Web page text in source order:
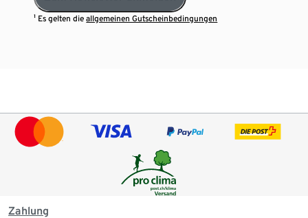
¹ Es gelten dieallgemeinen Gutscheinbedingungen
Zahlung